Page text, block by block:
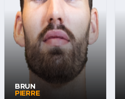
BRUN
PIERRE